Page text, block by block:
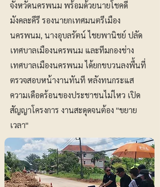
จังหวัดนครพนม พร้อมด้วยนายโชคดี
มังคละคีรี รองนายกเทศมนตรีเมือง
นครพนม, นางอุบลรัตน์ ไชยพานิชย์ ปลัด
เทศบาลเมืองนครพนม และทีมกองช่าง
เทศบาลเมืองนครพนม ได้ยกขบวนลงพื้นที่
ตรวจสอบหน้างานทันที หลังทนกระแส
ความเดือดร้อนของประชาชนไม่ไหว เปิด
สัญญาโครงการ งานสะดุดจนต้อง "ขยาย
เวลา"